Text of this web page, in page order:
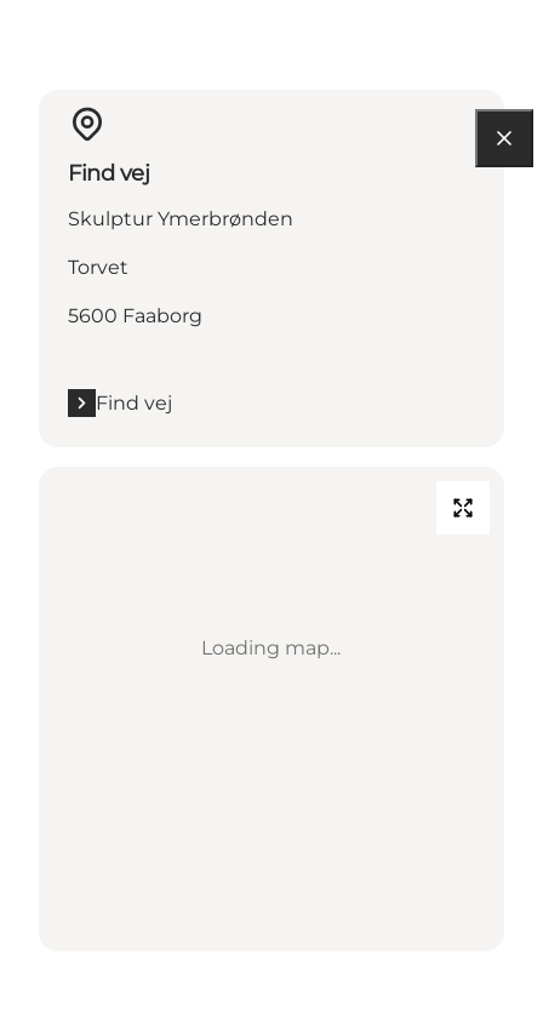
Find vej
Skulptur Ymerbrønden
Torvet
5600 Faaborg
Find vej
Loading map...